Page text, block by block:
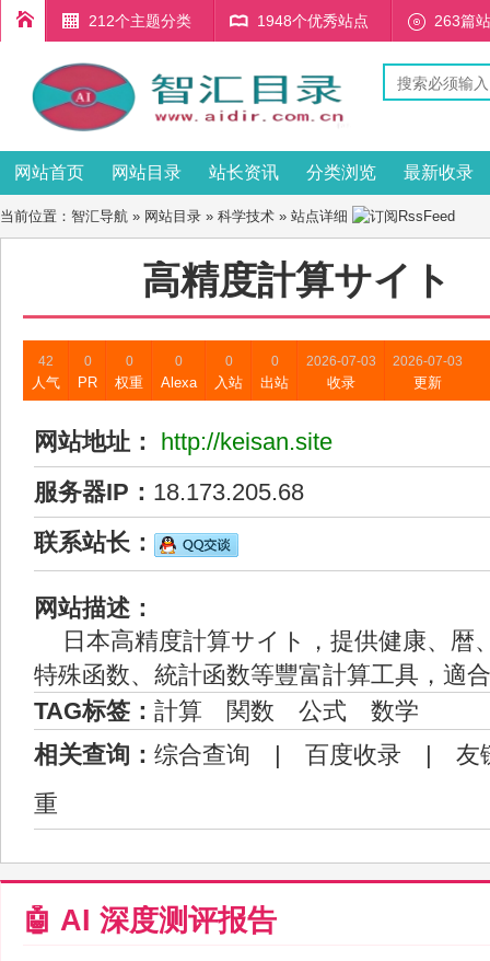
212个主题分类 1948个优秀站点 263篇
网站首页 网站目录 站长资讯 分类浏览 最新收录
当前位置： 智汇导航 » 网站目录 » 科学技术 » 站点详细
高精度計算サイト
42
人气
0
PR
0
权重
0
Alexa
0
入站
0
出站
2026-07-03
收录
2026-07-03
更新
网站地址：
http://keisan.site
服务器IP： 18.173.205.68
联系站长：
网站描述：
日本高精度計算サイト，提供健康、暦
特殊函数、統計函数等豐富計算工具，適
TAG标签： 計算 関数 公式
数学
相关查询： 综合查询 | 百度收录 | 友
重
🤖 AI 深度测评报告